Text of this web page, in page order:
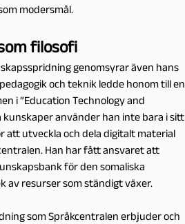
modersmål.
filosofi
genomsyrar även hans
och teknik ledde honom till en
i ”Education Technology and
kunskaper använder han inte bara i sitt
att utveckla och dela digitalt material
Han har fått ansvaret att
för den somaliska
av resurser som ständigt växer.
som Språkcentralen erbjuder och